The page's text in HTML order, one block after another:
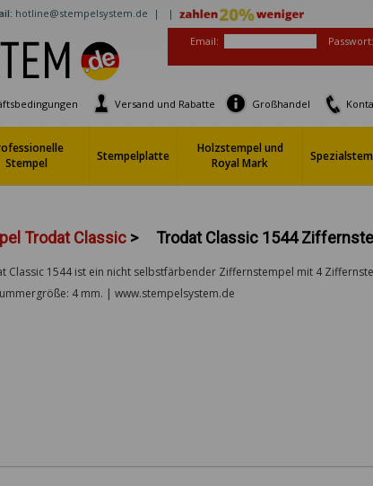
hotline@stempelsystem.de | |
Email: Passwort:
Versand und Rabatte Großhandel
Stempel
Stempelplatte
Holzstempel und
Royal Mark
Trodat Classic > Trodat Classic 1544
Classic 1544 ist ein nicht selbstfärbender Ziffernstempel mit 4
4 mm. | www.stempelsystem.de